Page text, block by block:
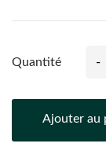
Quantité -
Ajouter au